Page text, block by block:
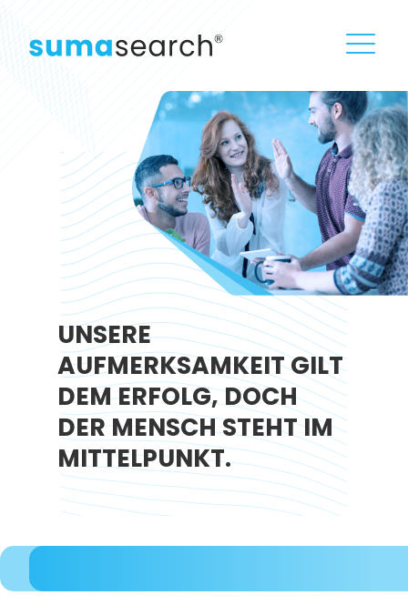
UNSERE
AUFMERKSAMKEIT GILT
DEM ERFOLG, DOCH
DER MENSCH STEHT IM
MITTELPUNKT.